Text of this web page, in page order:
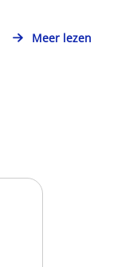
Meer lezen